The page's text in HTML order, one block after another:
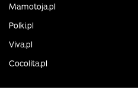
Mamotoja.pl
Polki.pl
Viva.pl
Cocolita.pl